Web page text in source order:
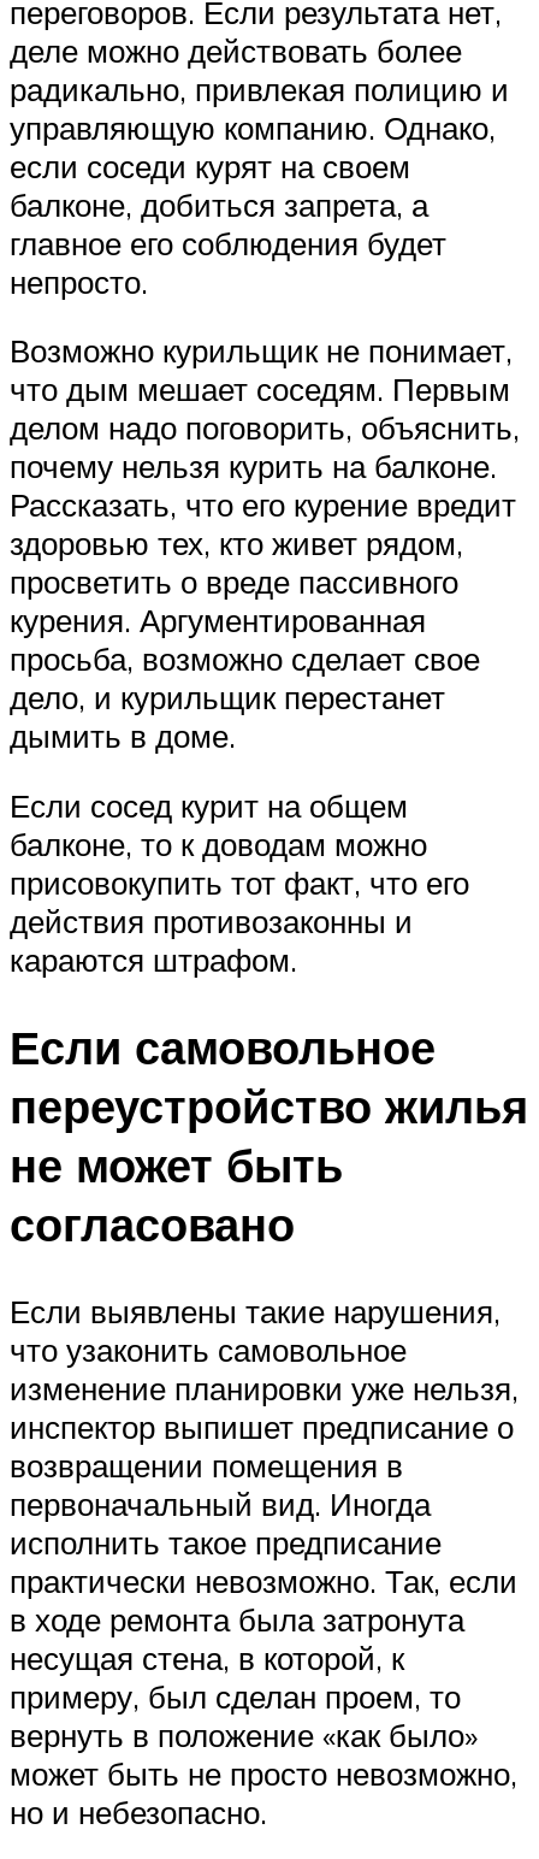
переговоров. Если результата нет,
деле можно действовать более
радикально, привлекая полицию и
управляющую компанию. Однако,
если соседи курят на своем
балконе, добиться запрета, а
главное его соблюдения будет
непросто.
Возможно курильщик не понимает,
что дым мешает соседям. Первым
делом надо поговорить, объяснить,
почему нельзя курить на балконе.
Рассказать, что его курение вредит
здоровью тех, кто живет рядом,
просветить о вреде пассивного
курения. Аргументированная
просьба, возможно сделает свое
дело, и курильщик перестанет
дымить в доме.
Если сосед курит на общем
балконе, то к доводам можно
присовокупить тот факт, что его
действия противозаконны и
караются штрафом.
Если самовольное
переустройство жилья
не может быть
согласовано
Если выявлены такие нарушения,
что узаконить самовольное
изменение планировки уже нельзя,
инспектор выпишет предписание о
возвращении помещения в
первоначальный вид. Иногда
исполнить такое предписание
практически невозможно. Так, если
в ходе ремонта была затронута
несущая стена, в которой, к
примеру, был сделан проем, то
вернуть в положение «как было»
может быть не просто невозможно,
но и небезопасно.